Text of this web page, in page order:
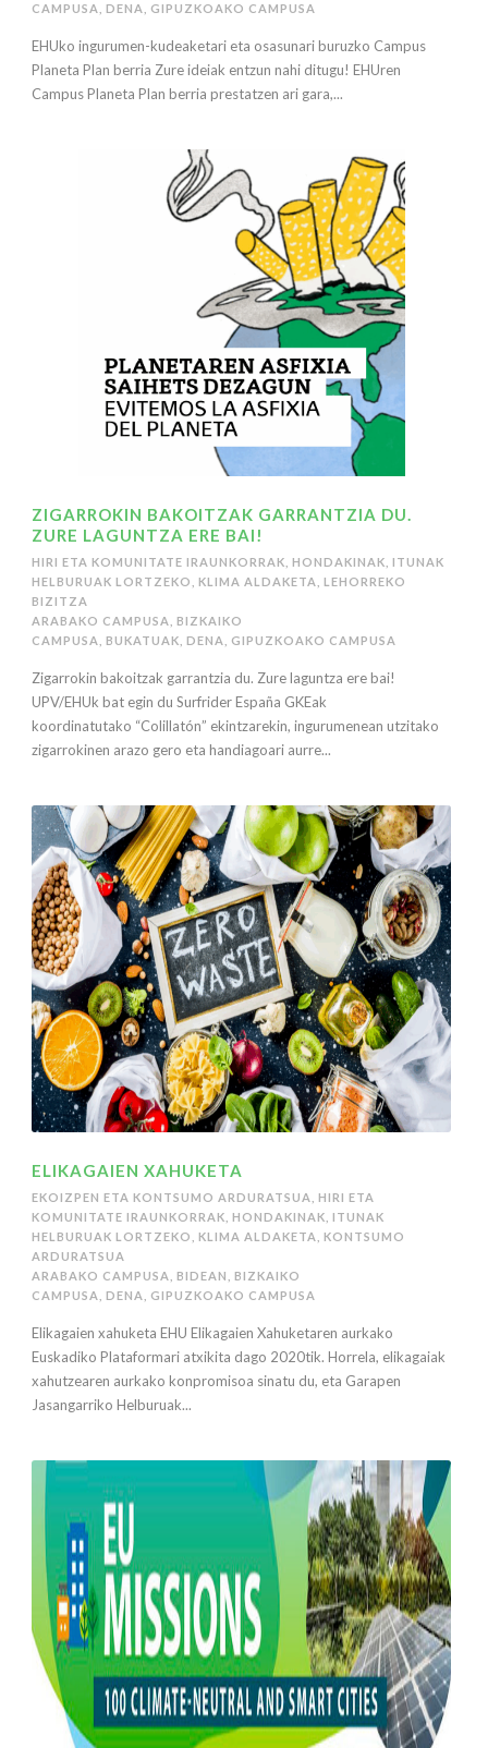
CAMPUSA
DENA GIPUZKOAKO CAMPUSA
EHUko ingurumen-kudeaketari eta osasunari buruzko Campus
Planeta Plan berria Zure ideiak entzun nahi ditugu! EHUren
Campus Planeta Plan berria prestatzen ari gara,...
ZIGARROKIN BAKOITZAK GARRANTZIA DU.
ZURE LAGUNTZA ERE BAI!
HIRI ETA KOMUNITATE IRAUNKORRAK HONDAKINAK ITUNAK
HELBURUAK LORTZEKO
KLIMA ALDAKETA
LEHORREKO
BIZITZA
ARABAKO CAMPUSA
BIZKAIKO
CAMPUSA
BUKATUAK DENA GIPUZKOAKO CAMPUSA
Zigarrokin bakoitzak garrantzia du. Zure laguntza ere bai!
UPV/EHUk bat egin du Surfrider España GKEak
koordinatutako “Colillatón” ekintzarekin, ingurumenean utzitako
zigarrokinen arazo gero eta handiagoari aurre...
ELIKAGAIEN XAHUKETA
EKOIZPEN ETA KONTSUMO ARDURATSUA
HIRI ETA
KOMUNITATE IRAUNKORRAK HONDAKINAK ITUNAK
HELBURUAK LORTZEKO
KLIMA ALDAKETA
KONTSUMO
ARDURATSUA
ARABAKO CAMPUSA
BIDEAN
BIZKAIKO
CAMPUSA
DENA GIPUZKOAKO CAMPUSA
Elikagaien xahuketa EHU Elikagaien Xahuketaren aurkako
Euskadiko Plataformari atxikita dago 2020tik. Horrela, elikagaiak
xahutzearen aurkako konpromisoa sinatu du, eta Garapen
Jasangarriko Helburuak...